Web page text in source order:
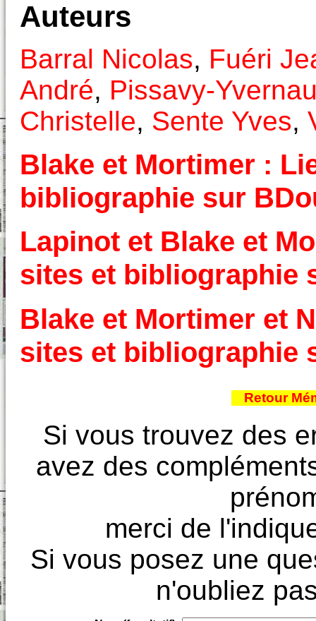
Auteurs
Barral Nicolas, Fuéri
André, Pissavy-
Christelle, Sente Yves,
Blake et Mortimer :
bibliographie sur
Lapinot et Blake et
sites et bibliographie
Blake et Mortimer et
sites et bibliographie
Retour
Si vous trouvez des
avez des
merci de
Si vous posez une
n'oubliez